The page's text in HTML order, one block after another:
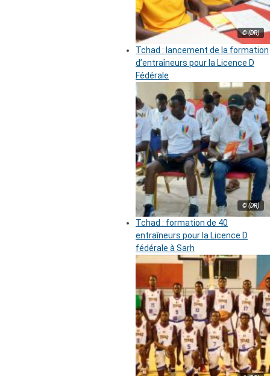
© (DR)
Tchad : lancement de la formation
d’entraîneurs pour la Licence D
Fédérale
© (DR)
Tchad : formation de 40
entraîneurs pour la Licence D
fédérale à Sarh